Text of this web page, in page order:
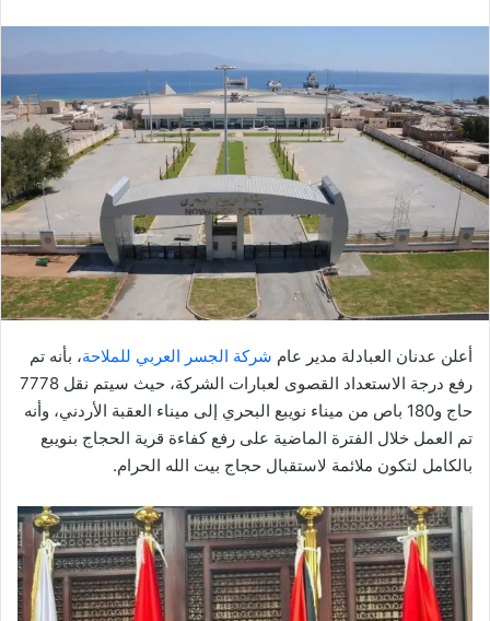
ل
ب
ر
إ
ل
ك
ت
و
ن
ي
ا
أعلن عدنان العبادلة مدير عام شركة الجسر العربي للملاحة، بأنه تم
رفع درجة الاستعداد القصوى لعبارات الشركة، حيث سيتم نقل 7778
حاج و180 باص من ميناء نويبع البحري إلى ميناء العقبة الأردني، وأنه
تم العمل خلال الفترة الماضية على رفع كفاءة قرية الحجاج بنويبع
بالكامل لتكون ملائمة لاستقبال حجاج بيت الله الحرام.